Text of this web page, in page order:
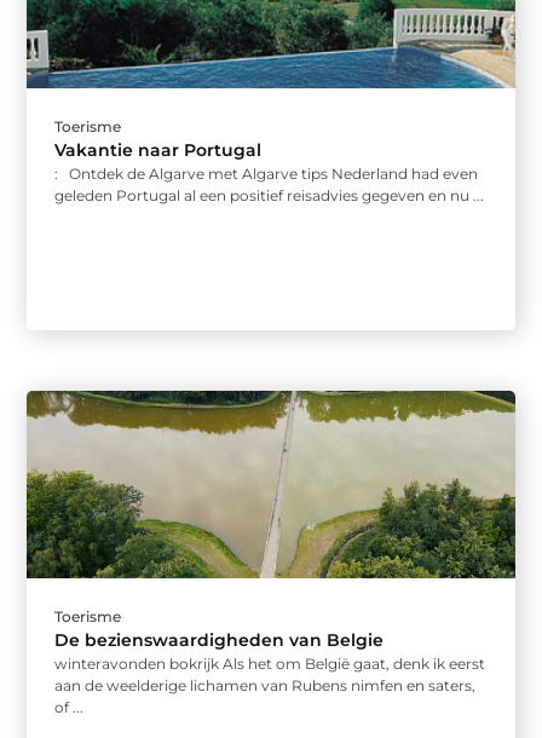
Toerisme
Vakantie naar Portugal
: Ontdek de Algarve met Algarve tips Nederland had even
geleden Portugal al een positief reisadvies gegeven en nu ...
Toerisme
De bezienswaardigheden van Belgie
winteravonden bokrijk Als het om België gaat, denk ik eerst
aan de weelderige lichamen van Rubens nimfen en saters,
of ...